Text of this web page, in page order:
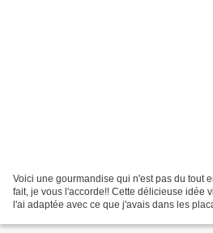
Voici une gourmandise qui n'est pas du tout
fait, je vous l'accorde!! Cette délicieuse idée
l'ai adaptée avec ce que j'avais dans les